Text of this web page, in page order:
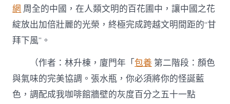
網 周全的中國，在人類文明的百花圃中，讓中國之花
綻放出加倍壯麗的光榮，終極完成跨越文明間距的“甘
拜下風”。
（作者：林升棟，廈門年「包養 第二階段：顏色
與氣味的完美協調。張水瓶，你必須將你的怪誕藍
色，調配成我咖啡館牆壁的灰度百分之五十一點